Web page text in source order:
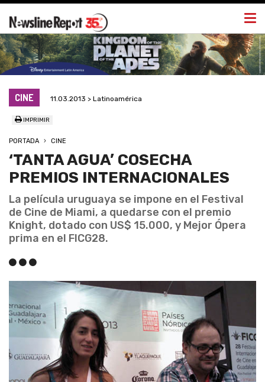
CINE 11.03.2013 > Latinoamérica
IMPRIMIR
PORTADA CINE
‘TANTA AGUA’ COSECHA
PREMIOS INTERNACIONALES
La película uruguaya se impone en el Festival
de Cine de Miami, a quedarse con el premio
Knight, dotado con US$ 15.000, y Mejor Ópera
prima en el FICG28.